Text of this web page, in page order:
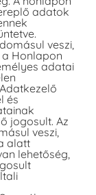
adatok
veszi,
Honlapon
adatai
és
jogosult. Az
veszi,
alatt
lehetőség,